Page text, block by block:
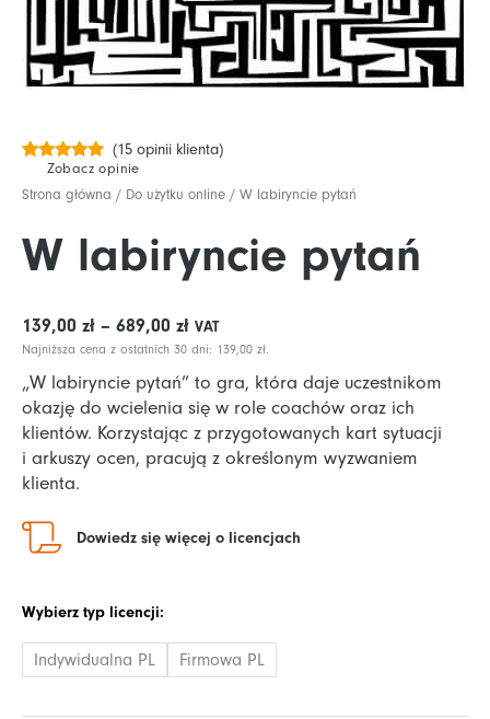
Oceniony
4.67na 5
na
klientów
(15opinii klienta)
Zobacz opinie
Strona główna / Do użytku online / W labiryncie pytań
W labiryncie pytań
139,00 zł – 689,00 złZakres
cen:
od 139,00 zł
do 689,00 zł
VAT
Najniższa cena z ostatnich 30 dni: 139,00 zł.
„W labiryncie pytań” to gra, która daje uczestnikom
okazję do wcielenia się w role coachów oraz ich
klientów. Korzystając z przygotowanych kart sytuacji
i arkuszy ocen, pracują z określonym wyzwaniem
klienta.
Dowiedz się więcej o licencjach
Wybierz typ licencji:
Indywidualna PL Firmowa PL
labiryncie
pytań